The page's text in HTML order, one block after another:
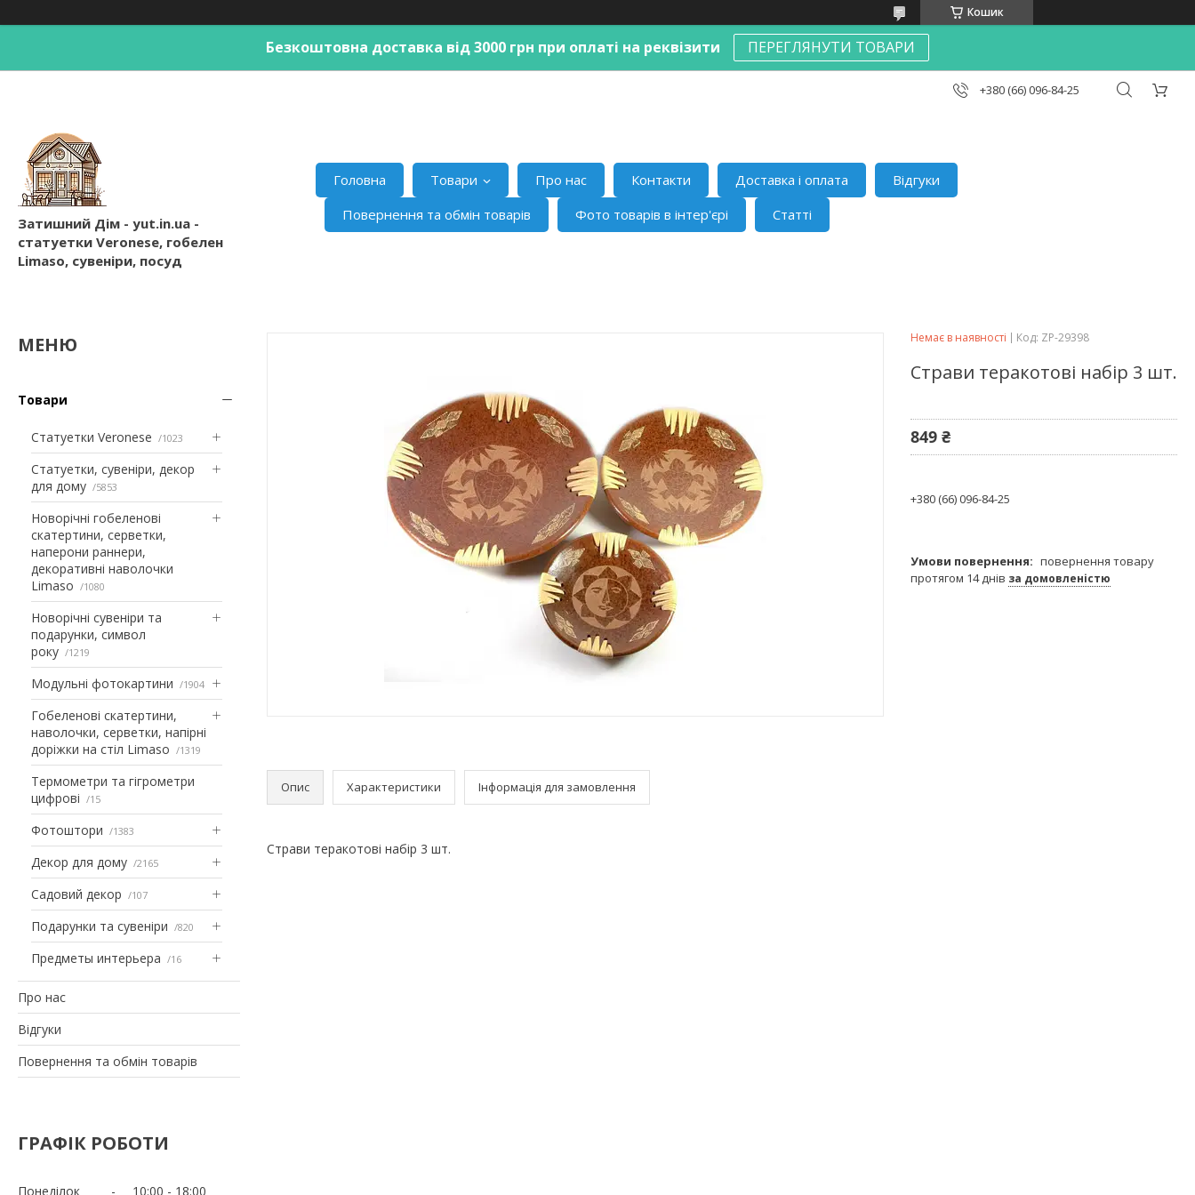
Кошик
Безкоштовна доставка від 3000 грн при оплаті на реквізити ПЕРЕГЛЯНУТИ ТОВАРИ
+380 (66) 096-84-25
Затишний Дім - yut.in.ua -
статуетки Veronese, гобелен
Limaso, сувеніри, посуд
Головна Товари Про нас Контакти Доставка і оплата
Відгуки
Повернення та обмін товарів
Фото товарів в інтер'єрі Статті
Товари
Статуетки Veronese 1023
Статуетки, сувеніри, декор
для дому
5853
Новорічні гобеленові
скатертини, серветки,
наперони раннери,
декоративні наволочки
Limaso
1080
Новорічні сувеніри та
подарунки, символ
року
1219
Модульні фотокартини 1904
Гобеленові скатертини,
наволочки, серветки, напірні
доріжки на стіл Limaso
1319
Термометри та гігрометри
цифрові
15
Фотоштори 1383
Декор для дому 2165
Садовий декор 107
Подарунки та сувеніри 820
Предметы интерьера 16
Про нас
Відгуки
Повернення та обмін товарів
ГРАФІК РОБОТИ
Понеділок 10:00 18:00
Опис Характеристики Інформація для замовлення
Страви теракотові набір 3 шт.
Немає в наявності Код: ZP-29398
Страви теракотові набір 3 шт.
849 ₴
+380 (66) 096-84-25
повернення товару
протягом 14 днів за домовленістю